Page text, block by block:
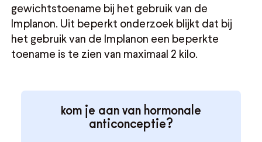
gewichtstoename bij het gebruik van de
Implanon. Uit beperkt onderzoek blijkt dat bij
het gebruik van de Implanon een beperkte
toename is te zien van maximaal 2 kilo.
kom je aan van hormonale
anticonceptie?